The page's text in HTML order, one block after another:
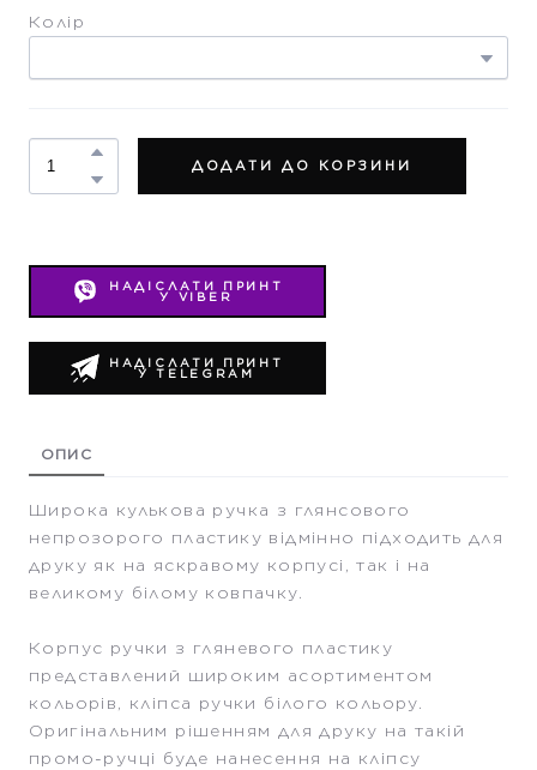
Колір
ДОДАТИ ДО КОРЗИНИ
НАДІСЛАТИ ПРИНТ
У VIBER
НАДІСЛАТИ ПРИНТ
У TELEGRAM
ОПИС
Широка кулькова ручка з глянсового
непрозорого пластику відмінно підходить для
друку як на яскравому корпусі, так і на
великому білому ковпачку.
Корпус ручки з гляневого пластику
представлений широким асортиментом
кольорів, кліпса ручки білого кольору.
Оригінальним рішенням для друку на такій
промо-ручці буде нанесення на кліпсу